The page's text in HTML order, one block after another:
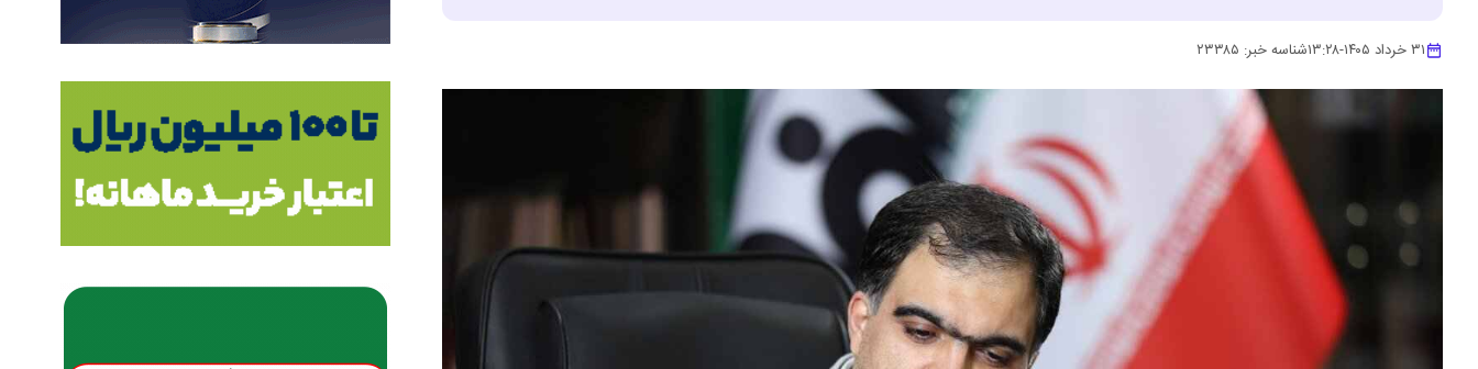
۳۱ خرداد ۱۴۰۵ -۱۳:۲۸شناسه خبر: ۲۳۳۸۵